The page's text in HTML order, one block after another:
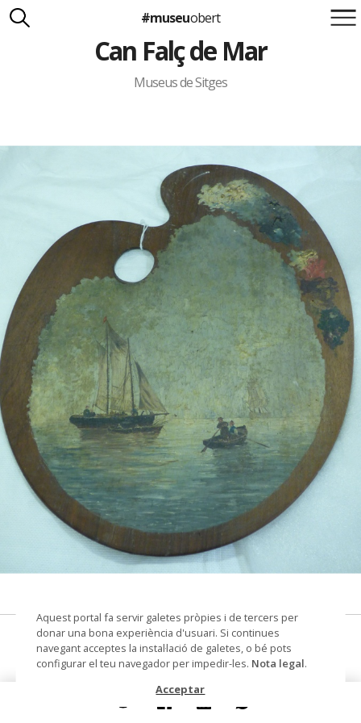
Suma't a la iniciativa
Carlota Royo
Francesca Barcellona
#museuobert
Can Falç de Mar
Museus de Sitges
Marina sobre una paleta
pintura
Aquest portal fa servir galetes pròpies i de tercers per
donar una bona experiència d'usuari. Si continues
navegant acceptes la instal·lació de galetes, o bé pots
configurar el teu navegador per impedir-les. Nota legal.
Acceptar